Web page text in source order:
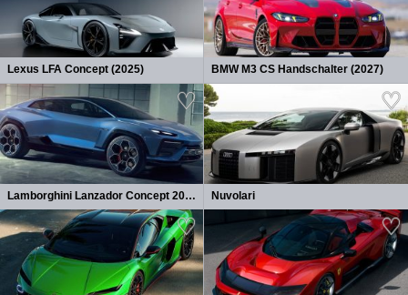
Lexus LFA Concept (2025) BMW M3 CS Handschalter (2027)
Lamborghini Lanzador Concept 2026 Nuvolari